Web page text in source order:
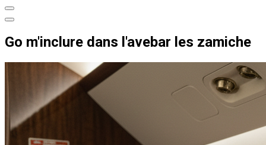
Go m'inclure dans l'avebar les zamiche